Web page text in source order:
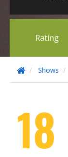
Rating
Shows
18